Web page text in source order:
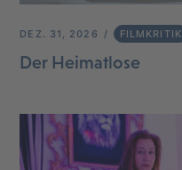
DEZ. 31, 2026 FILMKRITIK
Der Heimatlose